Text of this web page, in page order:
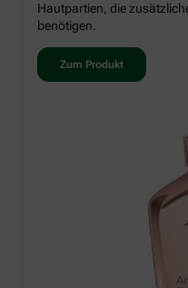
Hautpartien, die
benötigen.
Zum Produkt